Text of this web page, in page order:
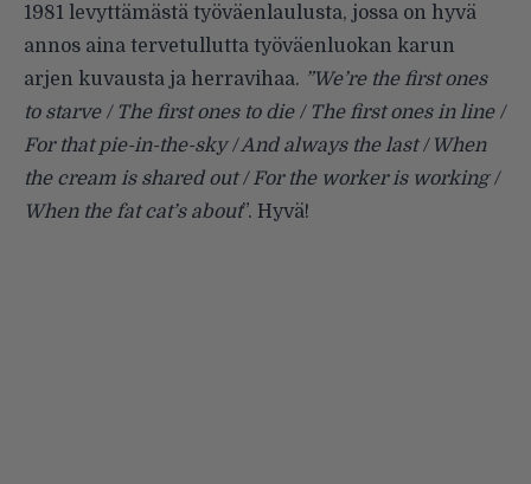
1981 levyttämästä työväenlaulusta, jossa on hyvä
annos aina tervetullutta työväenluokan karun
arjen kuvausta ja herravihaa. ”We’re the first ones
to starve / The first ones to die / The first ones in line /
For that pie-in-the-sky / And always the last / When
the cream is shared out / For the worker is working /
When the fat cat’s about”. Hyvä!